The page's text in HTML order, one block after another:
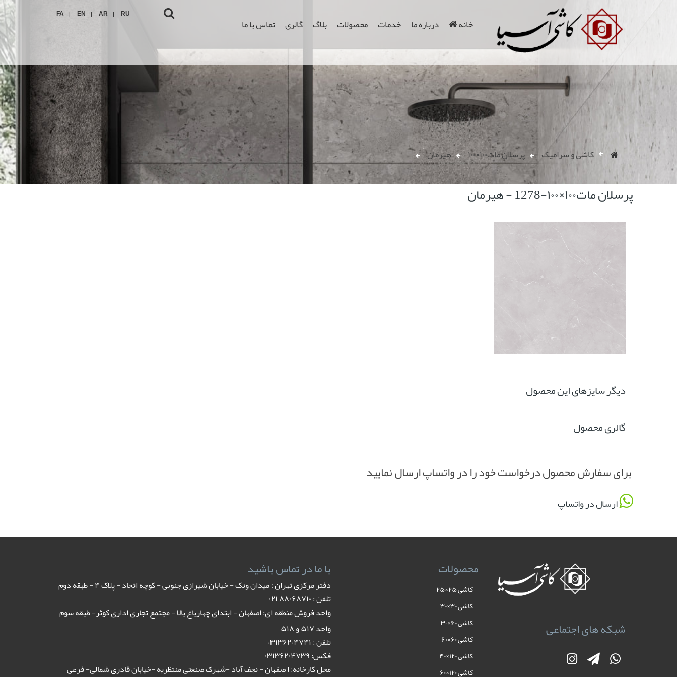
خانه درباره ما خدمات محصولات بلاگ گالری تماس با ما
FA | EN | AR | RU
کاشی و سرامیک پرسلان مات۱۰۰×۱۰۰ هیرمان
پرسلان مات۱۰۰×۱۰۰-1278 - هیرمان
دیگر سایزهای این محصول
گالری محصول
برای سفارش محصول درخواست خود را در واتساپ ارسال نمایید
ارسال در واتساپ
شبکه های اجتماعی
محصولات
کاشی ۲۵×۲۵
کاشی ۳۰×۳۰
کاشی ۶۰×۳۰
کاشی ۶۰×۶۰
کاشی ۱۲۰×۴۰
کاشی ۱۲۰×۶۰
با ما در تماس باشید
دفتر مرکزی تهران : میدان ونک - خیابان شیرازی جنوبی - کوچه اتحاد - پلاک ۴ - طبقه دوم
تلفن : ٨٨٠۶٨٧١٠ ٠٢١
واحد فروش منطقه ای: اصفهان - ابتدای چهارباغ بالا - مجتمع تجاری اداری کوثر- طبقه سوم
واحد ۵۱۷ و ۵۱۸
تلفن : ۰۳۱۳۶۲۰۴۷۴۱
فکس: ۰۳۱۳۶۲۰۴۷۳۹
محل کارخانه: ا صفهان - نجف آباد -شهرک صنعتی منتظریه -خیابان قادری شمالی- فرعی